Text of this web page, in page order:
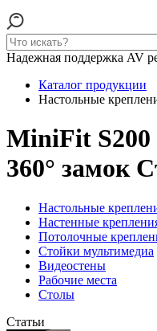
Надежная поддержка AV
Каталог продукции
Настольные
MiniFit S200
360° замок
Настольные
Настенные
Потолочные
Стойки мультимедиа
Видеостены
Рабочие места
Столы
Статьи